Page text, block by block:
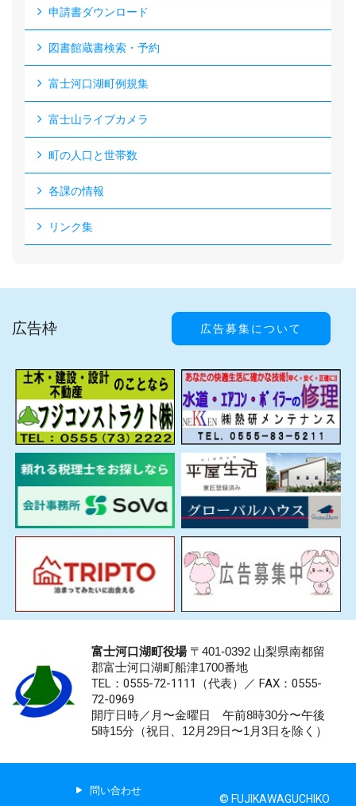
申請書ダウンロード
図書館蔵書検索・予約
富士河口湖町例規集
富士山ライブカメラ
町の人口と世帯数
各課の情報
リンク集
広告枠 広告募集について
富士河口湖町役場〒401-0392 山梨県南都留
郡富士河口湖町船津1700番地
TEL：0555-72-1111 （代表）／ FAX：0555-
72-0969
開庁日時／月〜金曜日 午前8時30分〜午後
5時15分（祝日、12月29日〜1月3日を除く）
問い合わせ
© FUJIKAWAGUCHIKO